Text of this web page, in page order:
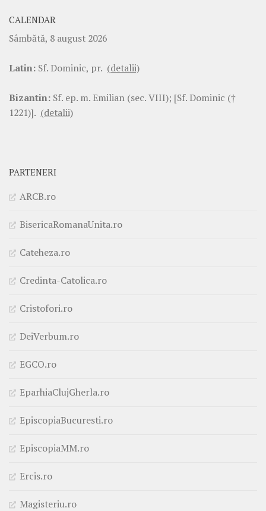
CALENDAR
Sâmbătă, 8 august 2026
Latin: Sf. Dominic, pr. (detalii)
Bizantin: Sf. ep. m. Emilian (sec. VIII); [Sf. Dominic (†
1221)]. (detalii)
PARTENERI
ARCB.ro
BisericaRomanaUnita.ro
Cateheza.ro
Credinta-Catolica.ro
Cristofori.ro
DeiVerbum.ro
EGCO.ro
EparhiaClujGherla.ro
EpiscopiaBucuresti.ro
EpiscopiaMM.ro
Ercis.ro
Magisteriu.ro